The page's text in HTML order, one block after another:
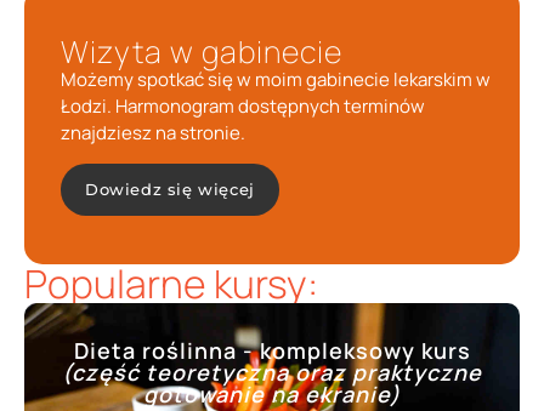
Wizyta w gabinecie
Możemy spotkać się w moim gabinecie lekarskim w
Łodzi. Harmonogram dostępnych terminów
znajdziesz na stronie.
Dowiedz się więcej
Popularne kursy:
Dieta roślinna - kompleksowy kurs
(część teoretyczna oraz praktyczne
gotowanie na ekranie)